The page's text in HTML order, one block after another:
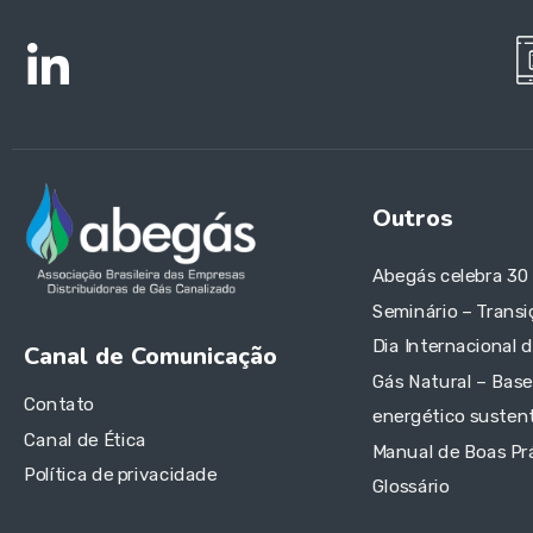
Canal de Comunicação
Contato
Canal de Ética
Política de privacidade
Outros
Abegás celebra 30
Seminário –
Dia Internacional
Gás Natural –
energético
Manual de Boas
Glossário